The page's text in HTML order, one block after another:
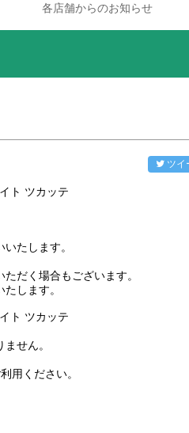
各店舗からのお知らせ
ツイ
たします。
だく場合もございます。
します。
せん。
用ください。